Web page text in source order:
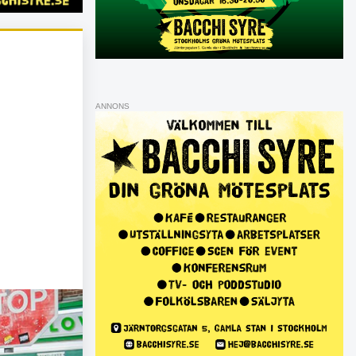
ANNONS